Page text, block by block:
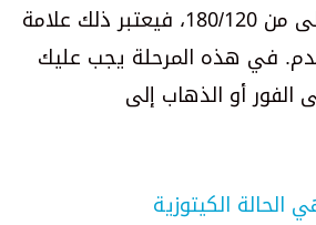
إذا كانت القراءة أعلى من 180/120، فيعتبر ذلك علامة
في هذه المرحلة يجب عليك
الفور أو الذهاب إلى
الحالة الكيتوزية